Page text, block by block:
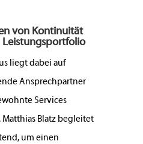
von Kontinuität
liegt dabei auf
Ansprechpartner
Services
Blatz begleitet
um einen